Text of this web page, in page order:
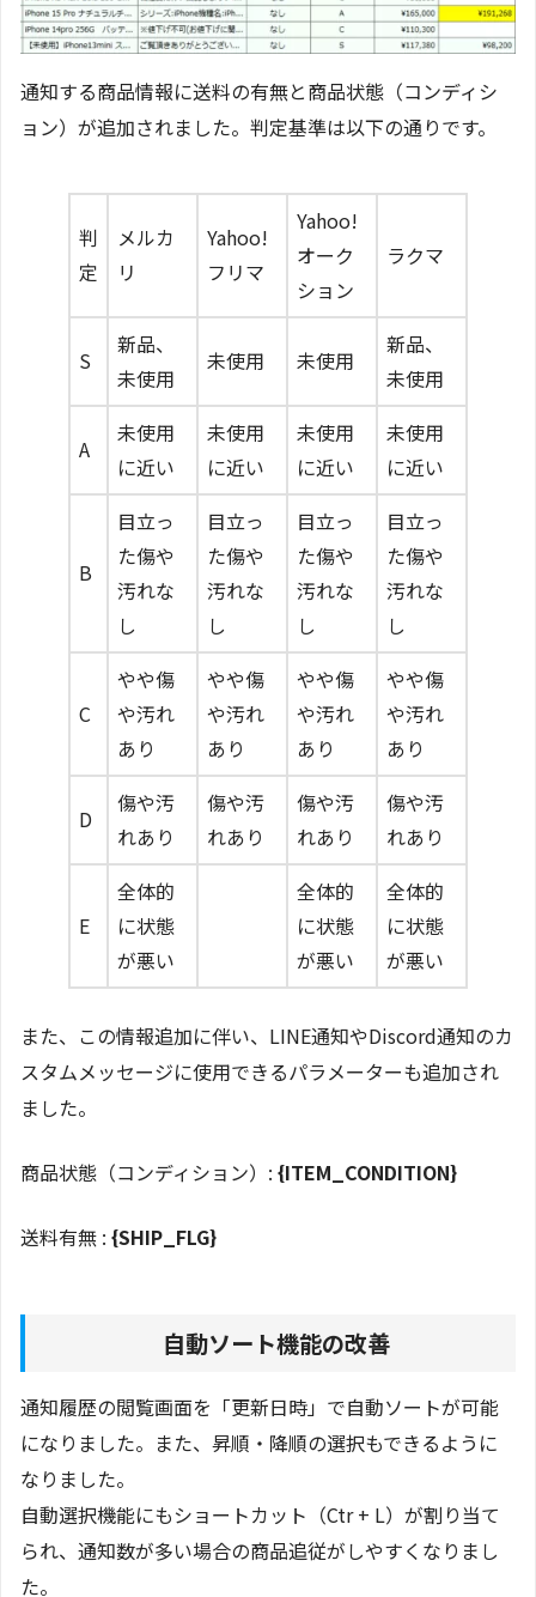
通知する商品情報に送料の有無と商品状態（コンディシ
ョン）が追加されました。判定基準は以下の通りです。
判
定
メルカ
リ
Yahoo!
フリマ
Yahoo!
オーク
ション
ラクマ
S
新品、
未使用
未使用 未使用
新品、
未使用
A
未使用
に近い
未使用
に近い
未使用
に近い
未使用
に近い
B
目立っ
た傷や
汚れな
し
目立っ
た傷や
汚れな
し
目立っ
た傷や
汚れな
し
目立っ
た傷や
汚れな
し
C
やや傷
や汚れ
あり
やや傷
や汚れ
あり
やや傷
や汚れ
あり
やや傷
や汚れ
あり
D
傷や汚
れあり
傷や汚
れあり
傷や汚
れあり
傷や汚
れあり
E
全体的
に状態
が悪い
全体的
に状態
が悪い
全体的
に状態
が悪い
また、この情報追加に伴い、LINE通知やDiscord通知のカ
スタムメッセージに使用できるパラメーターも追加され
ました。
商品状態（コンディション）: {ITEM_CONDITION}
送料有無 : {SHIP_FLG}
自動ソート機能の改善
通知履歴の閲覧画面を「更新日時」で自動ソートが可能
になりました。また、昇順・降順の選択もできるように
なりました。
自動選択機能にもショートカット（Ctr + L）が割り当て
られ、通知数が多い場合の商品追従がしやすくなりまし
た。